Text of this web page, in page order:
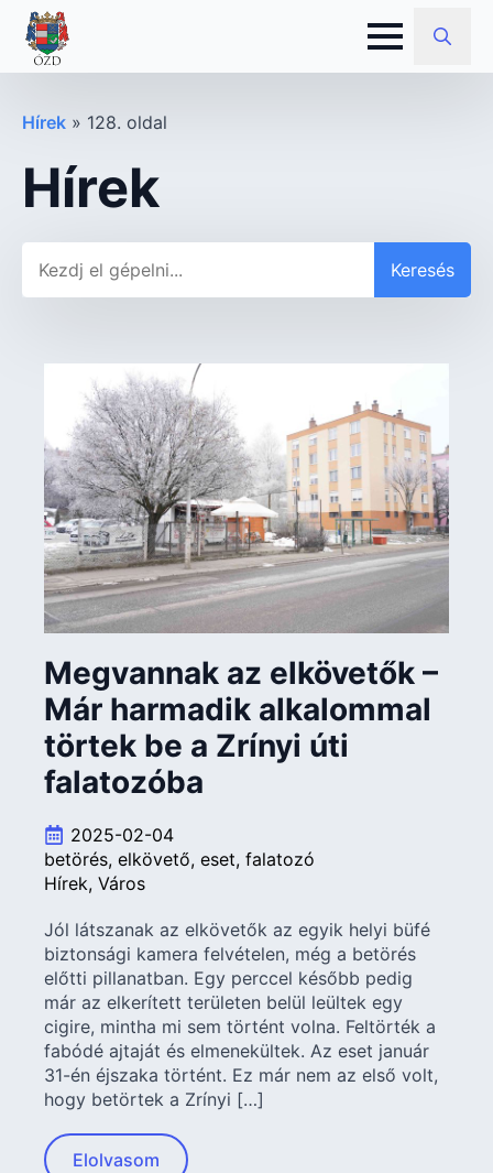
Search
Hírek » 128. oldal
Hírek
Keresés
Megvannak az elkövetők –
Már harmadik alkalommal
törtek be a Zrínyi úti
falatozóba
2025-02-04
betörés elkövető eset falatozó
Hírek Város
Jól látszanak az elkövetők az egyik helyi büfé
biztonsági kamera felvételen, még a betörés
előtti pillanatban. Egy perccel később pedig
már az elkerített területen belül leültek egy
cigire, mintha mi sem történt volna. Feltörték a
fabódé ajtaját és elmenekültek. Az eset január
31-én éjszaka történt. Ez már nem az első volt,
hogy betörtek a Zrínyi […]
Elolvasom